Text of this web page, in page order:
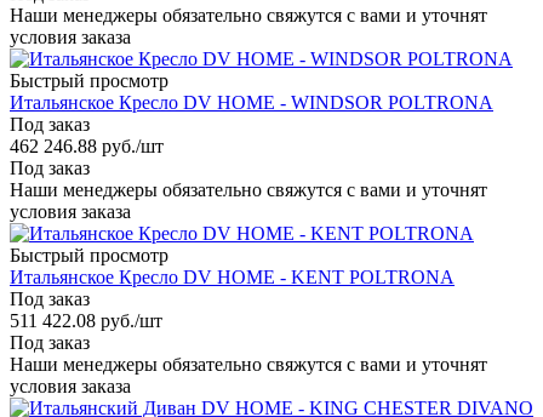
Наши менеджеры обязательно свяжутся с вами и уточнят
условия заказа
Быстрый просмотр
Итальянское Кресло DV HOME - WINDSOR POLTRONA
Под заказ
462 246.88 руб./шт
Под заказ
Наши менеджеры обязательно свяжутся с вами и уточнят
условия заказа
Быстрый просмотр
Итальянское Кресло DV HOME - KENT POLTRONA
Под заказ
511 422.08 руб./шт
Под заказ
Наши менеджеры обязательно свяжутся с вами и уточнят
условия заказа